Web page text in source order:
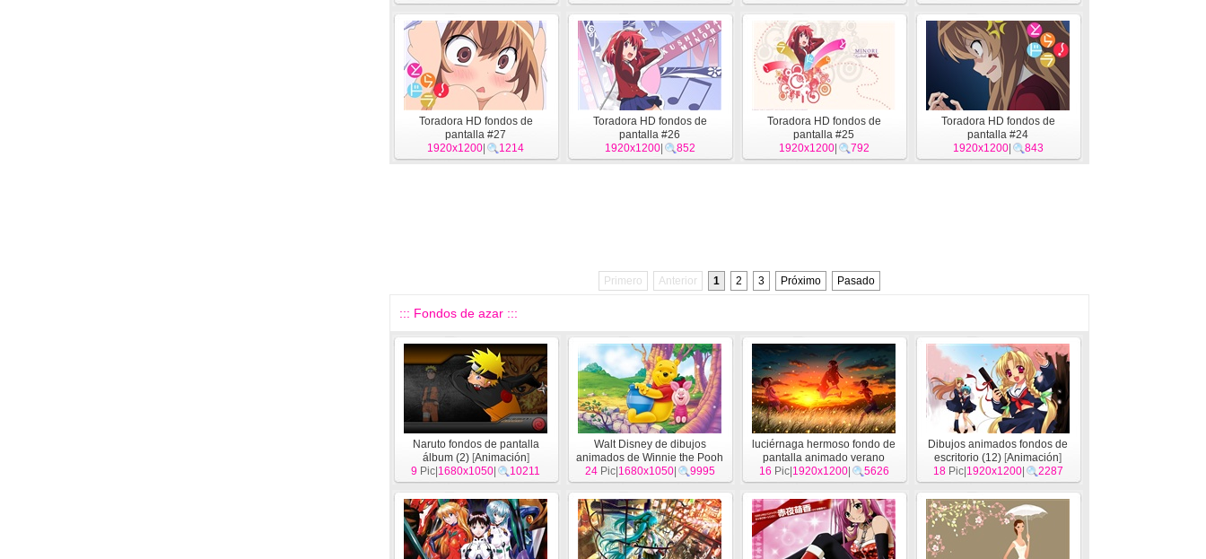
Toradora HD fondos de
pantalla #27
1920x1200
1214
Toradora HD fondos de
pantalla #26
1920x1200| 852
Toradora HD fondos de
pantalla #25
1920x1200| 792
Toradora HD fondos de
pantalla #24
1920x1200| 843
Primero Anterior 1 2 3 Próximo Pasado
::: Fondos de azar :::
Naruto fondos de pantalla
álbum (2)[Animación]
9 Pic| 1680x1050 10211
Walt Disney de dibujos
animados de Winnie the Pooh
fondo de pantalla (2)
[Animación]
24Pic| 1680x1050| 9995
luciérnaga hermoso fondo de
pantalla animado verano
[Animación
16 Pic| 1920x1200| 5626
Dibujos animados fondos de
escritorio (12) [Animación]
18Pic| 1920x1200| 2287